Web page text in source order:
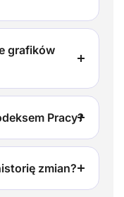
grafików
Pracy?
zmian?